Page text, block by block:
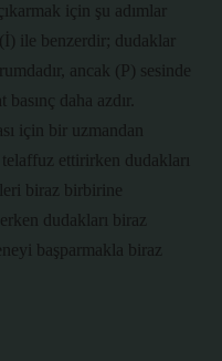
için şu adımlar
ile benzerdir; dudaklar
ancak (P) sesinde
daha azdır.
için bir uzmandan
ettirirken dudakları
biraz birbirine
dudakları biraz
başparmakla biraz